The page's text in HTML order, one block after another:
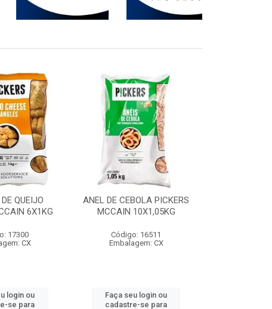
QUEIJO
6X1KG
17300
CX
login ou
se para
ANEL DE CEBOLA PICKERS
MCCAIN 10X1,05KG
Código: 16511
Embalagem: CX
Faça seu login ou
cadastre-se para